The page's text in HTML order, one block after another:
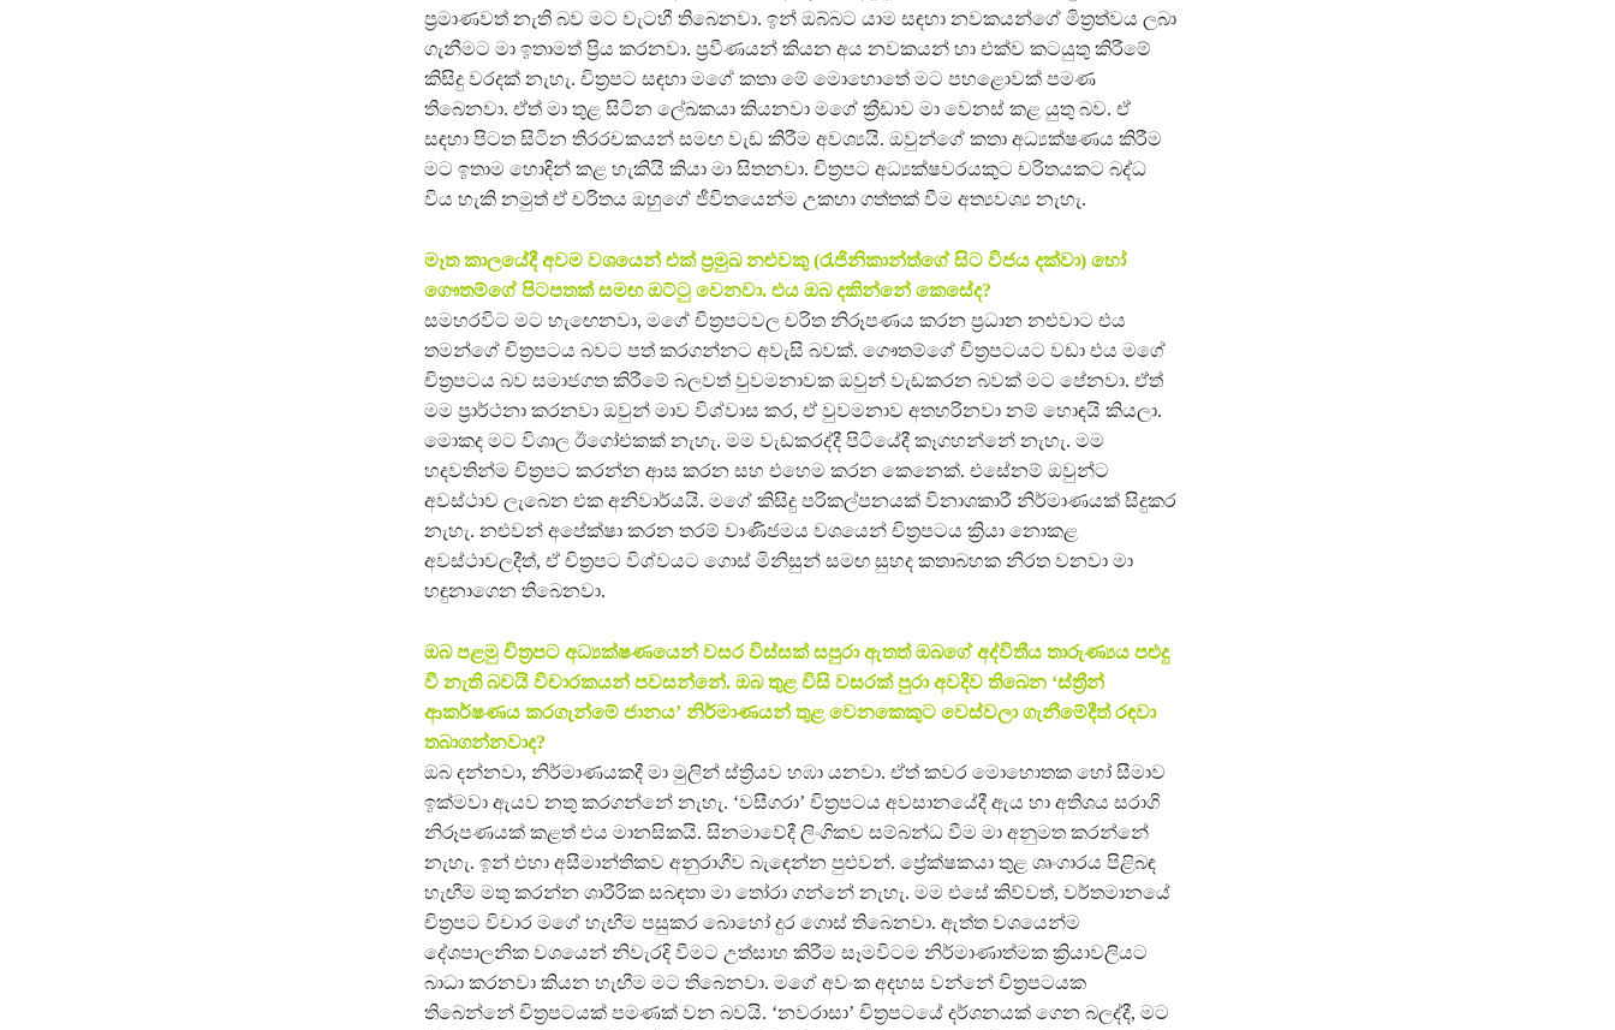
ප්‍රමාණවත් නැති බව මට වැටහී තිබෙනවා. ඉන් ඔබ්බට යාම සඳහා නවකයන්ගේ මිත්‍රත්වය ලබා
ගැනීමට මා ඉතාමත් ප්‍රිය කරනවා. ප්‍රවීණයන් කියන අය නවකයන් හා එක්ව කටයුතු කිරීමේ
කිසිදු වරදක් නැහැ. චිත්‍රපට සඳහා මගේ කතා මේ මොහොතේ මට පහළොවක් පමණ
තිබෙනවා. ඒත් මා තුළ සිටින ලේඛකයා කියනවා මගේ ක්‍රීඩාව මා වෙනස් කළ යුතු බව. ඒ
සඳහා පිටත සිටින තිරරචකයන් සමඟ වැඩ කිරීම අවශ්‍යයි. ඔවුන්ගේ කතා අධ්‍යක්ෂණය කිරීම
මට ඉතාම හොඳින් කළ හැකියි කියා මා සිතනවා. චිත්‍රපට අධ්‍යක්ෂවරයකුට චරිතයකට බද්ධ
විය හැකි නමුත් ඒ චරිතය ඔහුගේ ජීවිතයෙන්ම උකහා ගත්තක් වීම අත්‍යවශ්‍ය නැහැ.
මෑත කාලයේදී අවම වශයෙන් එක් ප්‍රමුඛ නළුවකු (රැජිනිකාන්ත්ගේ සිට විජය දක්වා) හෝ
ගෞතම්ගේ පිටපතක් සමඟ ඔට්ටු වෙනවා. එය ඔබ දකින්නේ කෙසේද?
සමහරවිට මට හැඟෙනවා, මගේ චිත්‍රපටවල චරිත නිරූපණය කරන ප්‍රධාන නළුවාට එය
තමන්ගේ චිත්‍රපටය බවට පත් කරගන්නට අවැසි බවක්. ගෞතම්ගේ චිත්‍රපටයට වඩා එය මගේ
චිත්‍රපටය බව සමාජගත කිරීමේ බලවත් වුවමනාවක ඔවුන් වැඩකරන බවක් මට පේනවා. ඒත්
මම ප්‍රාර්ථනා කරනවා ඔවුන් මාව විශ්වාස කර, ඒ වුවමනාව අතහරිනවා නම් හොඳයි කියලා.
මොකද මට විශාල ඊගෝඑකක් නැහැ. මම වැඩකරද්දී පිටියේදී කෑගහන්නේ නැහැ. මම
හදවතින්ම චිත්‍රපට කරන්න ආස කරන සහ එහෙම කරන කෙනෙක්. එසේනම් ඔවුන්ට
අවස්ථාව ලැබෙන එක අනිවාර්යයි. මගේ කිසිදු පරිකල්පනයක් විනාශකාරී නිර්මාණයක් සිදුකර
නැහැ. නළුවන් අපේක්ෂා කරන තරම් වාණිජමය වශයෙන් චිත්‍රපටය ක්‍රියා නොකළ
අවස්ථාවලදීත්, ඒ චිත්‍රපට විශ්වයට ගොස් මිනිසුන් සමඟ සුහද කතාබහක නිරත වනවා මා
හඳුනාගෙන තිබෙනවා.
ඔබ පළමු චිත්‍රපට අධ්‍යක්ෂණයෙන් වසර විස්සක් සපුරා ඇතත් ඔබගේ අද්විතීය තාරුණ්‍යය පළුදු
වී නැති බවයි විචාරකයන් පවසන්නේ. ඔබ තුළ විසි වසරක් පුරා අවදිව තිබෙන ‘ස්ත්‍රීන්
ආකර්ෂණය කරගැන්මේ ජානය’ නිර්මාණයන් තුළ වෙනකෙකුට වෙස්වලා ගැනීමේදීත් රඳවා
තබාගන්නවාද?
ඔබ දන්නවා, නිර්මාණයකදී මා මුලින් ස්ත්‍රියව හඹා යනවා. ඒත් කවර මොහොතක හෝ සීමාව
ඉක්මවා ඇයව නතු කරගන්නේ නැහැ. ‘වසීගරා’ චිත්‍රපටය අවසානයේදී ඇය හා අතිශය සරාගි
නිරූපණයක් කළත් එය මානසිකයි. සිනමාවේදී ලිංගිකව සම්බන්ධ වීම මා අනුමත කරන්නේ
නැහැ. ඉන් එහා අසීමාන්තිකව අනුරාගීව බැඳෙන්න පුළුවන්. ප්‍රේක්ෂකයා තුළ ශෘංගාරය පිළිබඳ
හැඟීම මතු කරන්න ශාරීරික සබඳතා මා තෝරා ගන්නේ නැහැ. මම එසේ කිව්වත්, වර්තමානයේ
චිත්‍රපට විචාර මගේ හැඟීම පසුකර බොහෝ දුර ගොස් තිබෙනවා. ඇත්ත වශයෙන්ම
දේශපාලනික වශයෙන් නිවැරදි වීමට උත්සාහ කිරීම සෑමවිටම නිර්මාණාත්මක ක්‍රියාවලියට
බාධා කරනවා කියන හැඟීම මට තිබෙනවා. මගේ අවංක අදහස වන්නේ චිත්‍රපටයක
තිබෙන්නේ චිත්‍රපටයක් පමණක් වන බවයි. ‘නවරාසා’ චිත්‍රපටයේ දර්ශනයක් ගෙන බලද්දී, මට